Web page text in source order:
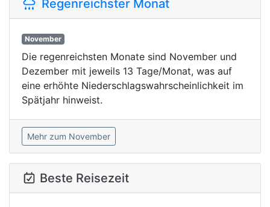
Regenreichster Monat
November
Die regenreichsten Monate sind November und
Dezember mit jeweils 13 Tage/Monat, was auf
eine erhöhte Niederschlagswahrscheinlichkeit im
Spätjahr hinweist.
Mehr zum November
Beste Reisezeit